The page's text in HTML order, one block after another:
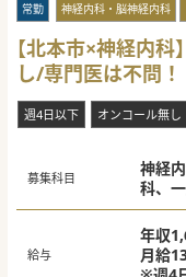
常勤 神経内科・脳神経内科
【北本市×神経内
し/専門医は不問！
週4日以下 オンコール無し
募集科目
神経
科、
給与
年収
月給